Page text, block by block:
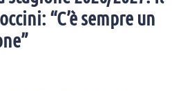
“C’è sempre un